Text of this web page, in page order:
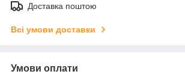
Доставка поштою
Всі умови доставки
Умови оплати